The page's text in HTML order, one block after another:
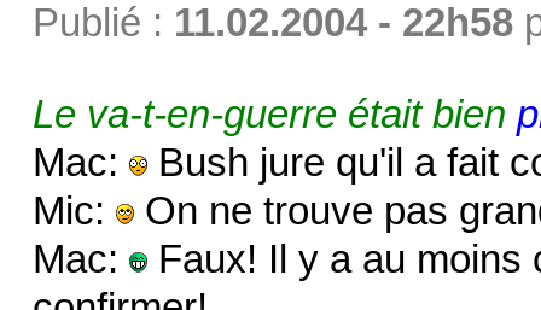
Publié : 11.02.2004 - 22h58
Le va-t-en-guerre était bien
Mac:
Bush jure qu'il a fait
Mic:
On ne trouve pas
Mac:
Faux! Il y a au moins